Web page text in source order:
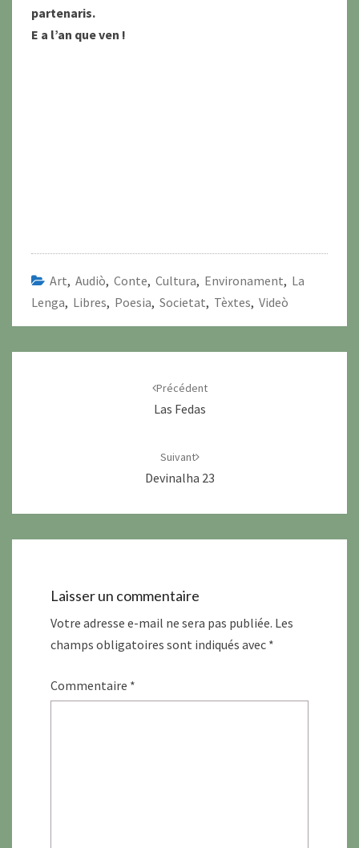
partenaris.
E a l’an que ven !
Art, Audiò, Conte, Cultura, Environament, La
Lenga, Libres, Poesia, Societat, Tèxtes, Videò
Précédent
Las Fedas
Suivant
Devinalha 23
Laisser un commentaire
Votre adresse e-mail ne sera pas publiée. Les
champs obligatoires sont indiqués avec *
Commentaire *